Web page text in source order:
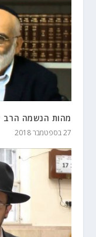
מהות הנשמה הרב
27 בספטמבר 2018